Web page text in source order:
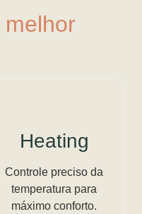
Heating
Controle preciso da
temperatura para
máximo conforto.